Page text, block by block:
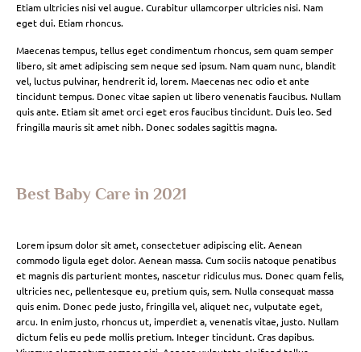
Etiam ultricies nisi vel augue. Curabitur ullamcorper ultricies nisi. Nam
eget dui. Etiam rhoncus.
Maecenas tempus, tellus eget condimentum rhoncus, sem quam semper
libero, sit amet adipiscing sem neque sed ipsum. Nam quam nunc, blandit
vel, luctus pulvinar, hendrerit id, lorem. Maecenas nec odio et ante
tincidunt tempus. Donec vitae sapien ut libero venenatis faucibus. Nullam
quis ante. Etiam sit amet orci eget eros faucibus tincidunt. Duis leo. Sed
fringilla mauris sit amet nibh. Donec sodales sagittis magna.
Best Baby Care in 2021
Lorem ipsum dolor sit amet, consectetuer adipiscing elit. Aenean
commodo ligula eget dolor. Aenean massa. Cum sociis natoque penatibus
et magnis dis parturient montes, nascetur ridiculus mus. Donec quam felis,
ultricies nec, pellentesque eu, pretium quis, sem. Nulla consequat massa
quis enim. Donec pede justo, fringilla vel, aliquet nec, vulputate eget,
arcu. In enim justo, rhoncus ut, imperdiet a, venenatis vitae, justo. Nullam
dictum felis eu pede mollis pretium. Integer tincidunt. Cras dapibus.